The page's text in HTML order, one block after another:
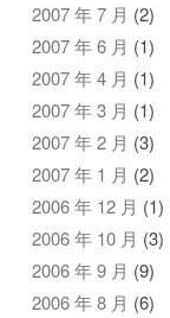
2007 年 7 月 (2)
2007 年 6 月 (1)
2007 年 4 月 (1)
2007 年 3 月 (1)
2007 年 2 月 (3)
2007 年 1 月 (2)
2006 年 12 月 (1)
2006 年 10 月 (3)
2006 年 9 月 (9)
2006 年 8 月 (6)